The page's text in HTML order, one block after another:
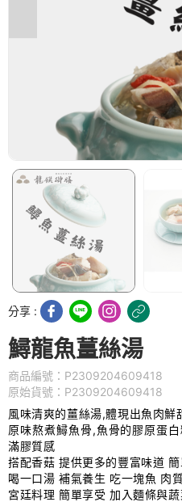
分享 :
鱘龍魚薑絲湯
商品編號：P2309204609418
原始貨號：P2309204609418
風味清爽的薑絲湯,體現出魚肉鮮
原味熬煮鱘魚骨,魚骨的膠原蛋
滿膠質感
搭配香菇 提供更多的豐富味道
喝一口湯 補氣養生 吃一塊魚 肉
宮廷料理 簡單享受 加入麵條與